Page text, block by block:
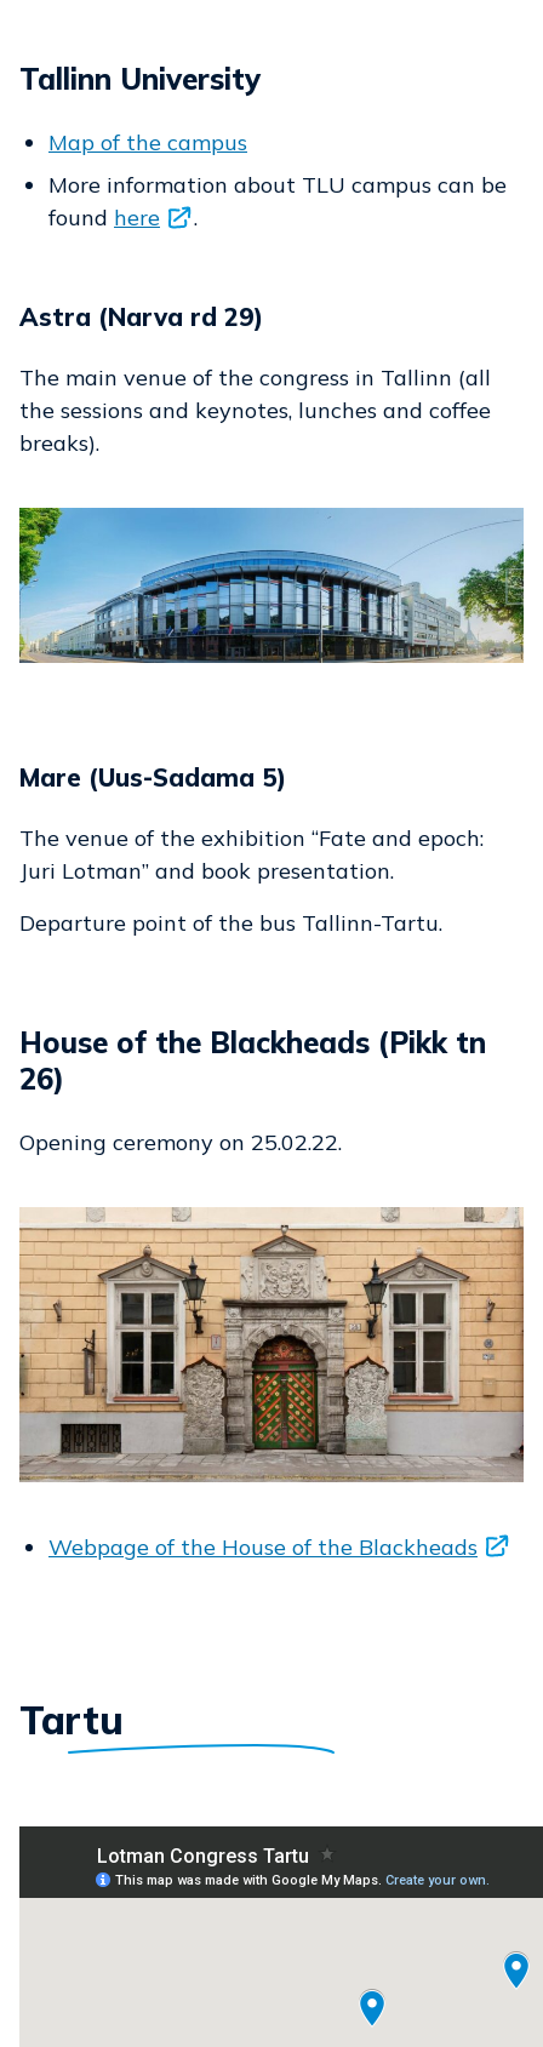
Tallinn University
Map of the campus
More information about TLU campus can be
found here .
Astra (Narva rd 29)
The main venue of the congress in Tallinn (all
the sessions and keynotes, lunches and coffee
breaks).
Mare (Uus-Sadama 5)
The venue of the exhibition “Fate and epoch:
Juri Lotman” and book presentation.
Departure point of the bus Tallinn-Tartu.
House of the Blackheads (Pikk tn
26)
Opening ceremony on 25.02.22.
Webpage of the House of the Blackheads
Tartu